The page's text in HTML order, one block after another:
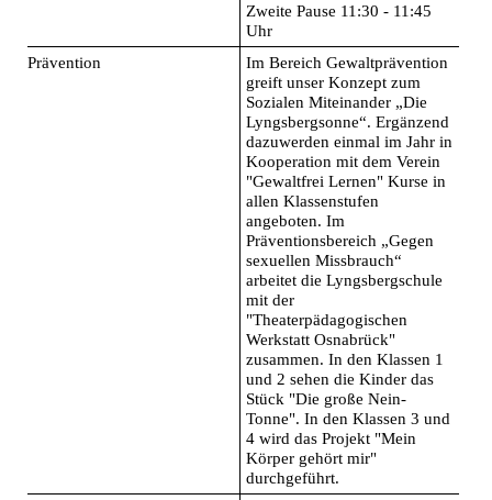
Zweite Pause 11:30 - 11:45
Uhr
Prävention
Im Bereich Gewaltprävention
greift unser Konzept zum
Sozialen Miteinander „Die
Lyngsbergsonne“. Ergänzend
dazuwerden einmal im Jahr in
Kooperation mit dem Verein
"Gewaltfrei Lernen" Kurse in
allen Klassenstufen
angeboten. Im
Präventionsbereich „Gegen
sexuellen Missbrauch“
arbeitet die Lyngsbergschule
mit der
"Theaterpädagogischen
Werkstatt Osnabrück"
zusammen. In den Klassen 1
und 2 sehen die Kinder das
Stück "Die große Nein-
Tonne". In den Klassen 3 und
4 wird das Projekt "Mein
Körper gehört mir"
durchgeführt.